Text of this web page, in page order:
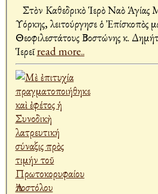
Στὸν Καθεδρικὸ Ἱερὸ Ναὸ Ἁγίας
Υόρκης, λειτούργησε ὁ Ἐπίσκοπὸς
Θεοφιλεστάτους Βοστώνης κ.
Ἱερεῖread more..